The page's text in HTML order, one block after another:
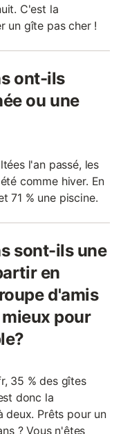
C'est la
un gîte pas cher !
ont-ils
ou une
l'an passé, les
comme hiver. En
71 % une piscine.
sont-ils une
en
d'amis
pour
35 % des gîtes
donc la
Prêts pour un
? Vous n'êtes